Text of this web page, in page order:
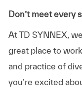
Don’t meet every
At TD SYNNEX,
great place to
and practice of
you’re excited